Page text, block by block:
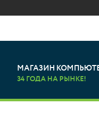
МАГАЗИН
34 ГОДА НА РЫНКЕ!